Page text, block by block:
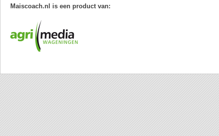
Maiscoach.nl is een product van: